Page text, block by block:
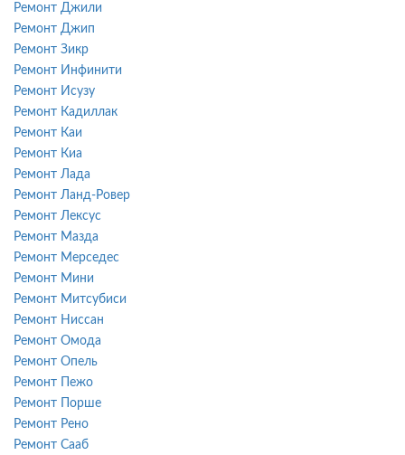
Ремонт Джили
Ремонт Джип
Ремонт Зикр
Ремонт Инфинити
Ремонт Исузу
Ремонт Кадиллак
Ремонт Каи
Ремонт Киа
Ремонт Лада
Ремонт Ланд-Ровер
Ремонт Лексус
Ремонт Мазда
Ремонт Мерседес
Ремонт Мини
Ремонт Митсубиси
Ремонт Ниссан
Ремонт Омода
Ремонт Опель
Ремонт Пежо
Ремонт Порше
Ремонт Рено
Ремонт Сааб